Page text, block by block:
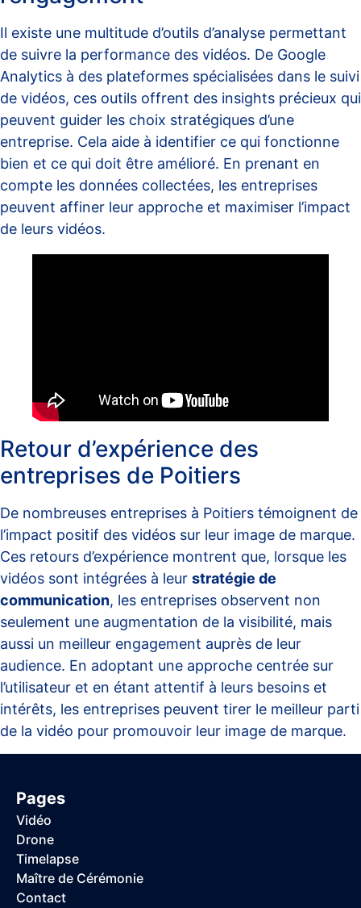
Il existe une multitude d’outils d’analyse permettant
de suivre la performance des vidéos. De Google
Analytics à des plateformes spécialisées dans le suivi
de vidéos, ces outils offrent des insights précieux qui
peuvent guider les choix stratégiques d’une
entreprise. Cela aide à identifier ce qui fonctionne
bien et ce qui doit être amélioré. En prenant en
compte les données collectées, les entreprises
peuvent affiner leur approche et maximiser l’impact
de leurs vidéos.
Retour d’expérience des
entreprises de Poitiers
De nombreuses entreprises à Poitiers témoignent de
l’impact positif des vidéos sur leur image de marque.
Ces retours d’expérience montrent que, lorsque les
vidéos sont intégrées à leur stratégie de
communication, les entreprises observent non
seulement une augmentation de la visibilité, mais
aussi un meilleur engagement auprès de leur
audience. En adoptant une approche centrée sur
l’utilisateur et en étant attentif à leurs besoins et
intérêts, les entreprises peuvent tirer le meilleur parti
de la vidéo pour promouvoir leur image de marque.
Pages
Vidéo
Drone
Timelapse
Maître de Cérémonie
Contact